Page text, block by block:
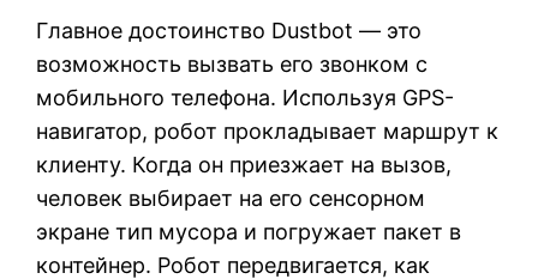
Главное достоинство Dustbot — это
возможность вызвать его звонком с
мобильного телефона. Используя GPS-
навигатор, робот прокладывает маршрут к
клиенту. Когда он приезжает на вызов,
человек выбирает на его сенсорном
экране тип мусора и погружает пакет в
контейнер. Робот передвигается, как